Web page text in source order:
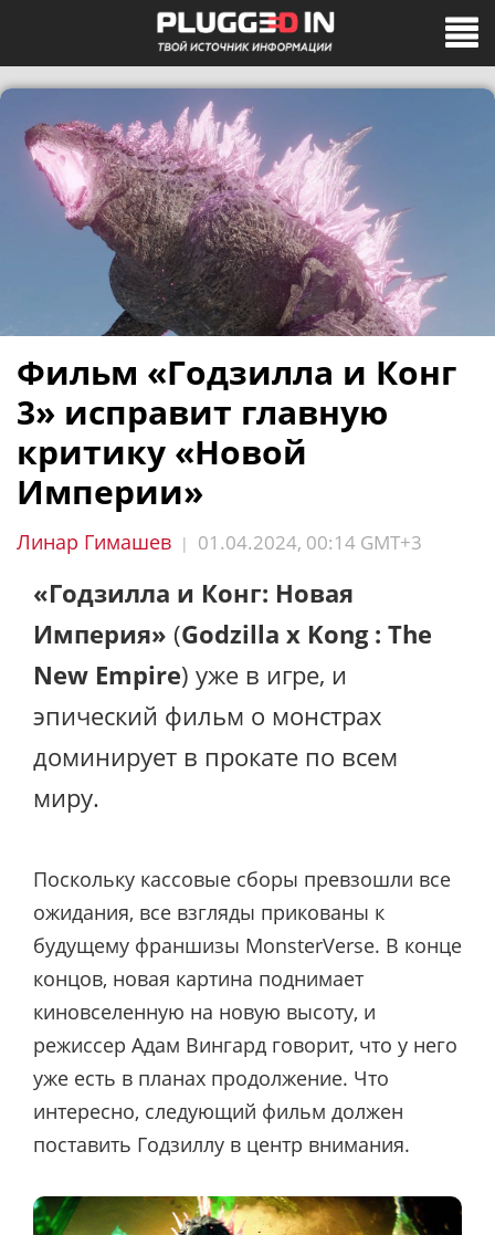
Фильм «Годзилла и Конг
3» исправит главную
критику «Новой
Империи»
Линар Гимашев | 01.04.2024, 00:14 GMT+3
«Годзилла и Конг: Новая
Империя» (Godzilla x Kong : The
New Empire) уже в игре, и
эпический фильм о монстрах
доминирует в прокате по всем
миру.
Поскольку кассовые сборы превзошли все
ожидания, все взгляды прикованы к
будущему франшизы MonsterVerse. В конце
концов, новая картина поднимает
киновселенную на новую высоту, и
режиссер Адам Вингард говорит, что у него
уже есть в планах продолжение. Что
интересно, следующий фильм должен
поставить Годзиллу в центр внимания.